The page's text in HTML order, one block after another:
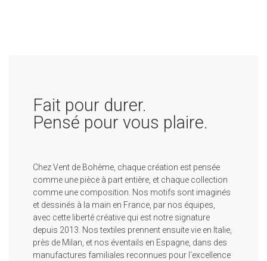
Fait pour durer.
Pensé pour vous plaire.
Chez Vent de Bohème, chaque création est pensée
comme une pièce à part entière, et chaque collection
comme une composition. Nos motifs sont imaginés
et dessinés à la main en France, par nos équipes,
avec cette liberté créative qui est notre signature
depuis 2013. Nos textiles prennent ensuite vie en Italie,
près de Milan, et nos éventails en Espagne, dans des
manufactures familiales reconnues pour l'excellence